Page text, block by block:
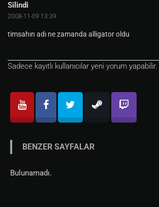
Silindi
2008-11-09 13:39
timsahın adı ne zamanda alligator oldu
Sadece kayıtlı kullanıcılar yeni yorum yapabilir.
BENZER SAYFALAR
Bulunamadı.